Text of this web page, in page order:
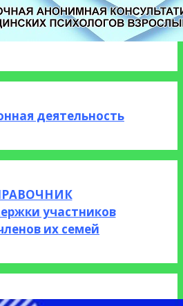
деятельность
участников
их семей